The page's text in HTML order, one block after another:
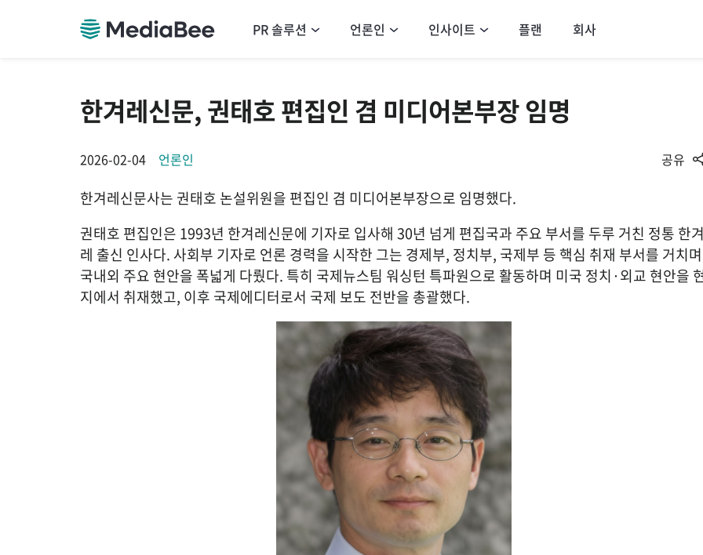
PR 솔루션 언론인 인사이트 플랜 회사
한겨레신문, 권태호 편집인 겸 미디어본부장 임명
2026-02-04 언론인 공유
한겨레신문사는 권태호 논설위원을 편집인 겸 미디어본부장으로 임명했다.
권태호 편집인은 1993년 한겨레신문에 기자로 입사해 30년 넘게 편집국과 주요 부서를 두루 거친 정통 한
레 출신 인사다. 사회부 기자로 언론 경력을 시작한 그는 경제부, 정치부, 국제부 등 핵심 취재 부서를 거치며
국내외 주요 현안을 폭넓게 다뤘다. 특히 국제뉴스팀 워싱턴 특파원으로 활동하며 미국 정치·외교 현안을
지에서 취재했고, 이후 국제에디터로서 국제 보도 전반을 총괄했다.